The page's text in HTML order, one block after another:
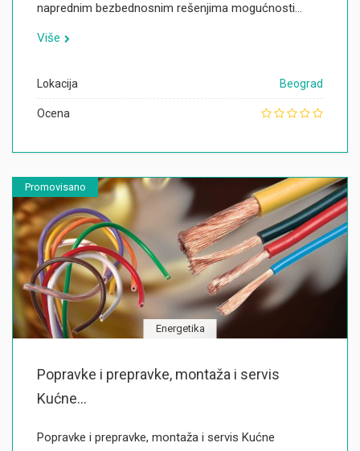
naprednim bezbednosnim rešenjima mogućnosti…
Više
Lokacija Beograd
Ocena
Promovisano
Energetika
Popravke i prepravke, montaža i servis
Kućne...
Popravke i prepravke, montaža i servis Kućne